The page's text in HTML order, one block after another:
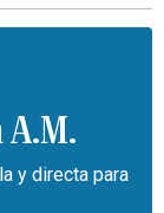
y directa para